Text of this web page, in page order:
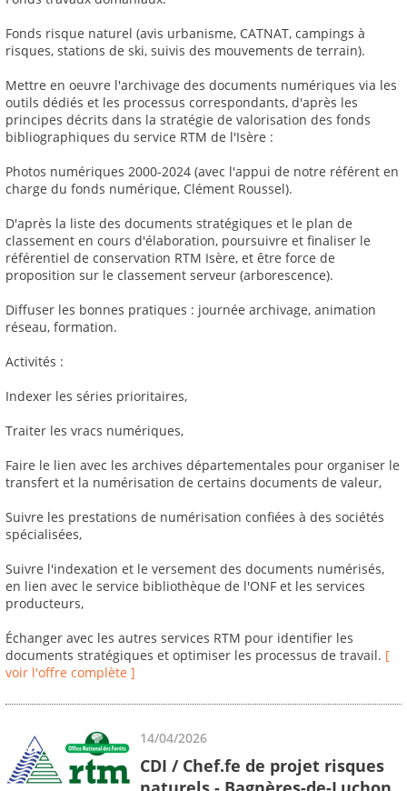
Fonds risque naturel (avis urbanisme, CATNAT, campings à
risques, stations de ski, suivis des mouvements de terrain).
Mettre en oeuvre l'archivage des documents numériques via les
outils dédiés et les processus correspondants, d'après les
principes décrits dans la stratégie de valorisation des fonds
bibliographiques du service RTM de l'Isère :
Photos numériques 2000-2024 (avec l'appui de notre référent en
charge du fonds numérique, Clément Roussel).
D'après la liste des documents stratégiques et le plan de
classement en cours d'élaboration, poursuivre et finaliser le
référentiel de conservation RTM Isère, et être force de
proposition sur le classement serveur (arborescence).
Diffuser les bonnes pratiques : journée archivage, animation
réseau, formation.
Activités :
Indexer les séries prioritaires,
Traiter les vracs numériques,
Faire le lien avec les archives départementales pour organiser le
transfert et la numérisation de certains documents de valeur,
Suivre les prestations de numérisation confiées à des sociétés
spécialisées,
Suivre l'indexation et le versement des documents numérisés,
en lien avec le service bibliothèque de l'ONF et les services
producteurs,
Échanger avec les autres services RTM pour identifier les
documents stratégiques et optimiser les processus de travail. [
voir l'offre complète ]
14/04/2026
CDI / Chef.fe de projet risques